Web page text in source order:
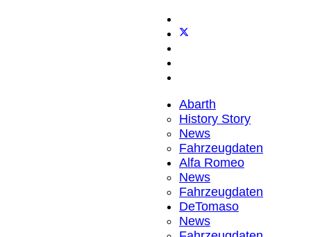
Abarth
History Story
News
Fahrzeugdaten
Alfa Romeo
News
Fahrzeugdaten
DeTomaso
News